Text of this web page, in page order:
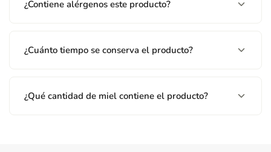
¿Contiene alérgenos este producto?
¿Cuánto tiempo se conserva el producto?
¿Qué cantidad de miel contiene el producto?